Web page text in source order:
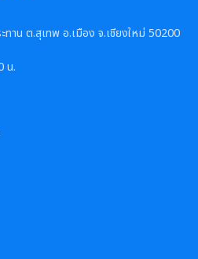
ฒนาพนักงาน และข้าราชการท้อง
านผู้มีคุณธรรมจริยธรรม
าน ต.สุเทพ อ.เมือง จ.เชียงใหม่ 50200
น.